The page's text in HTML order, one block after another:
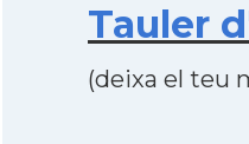
Tauler
(deixa el teu